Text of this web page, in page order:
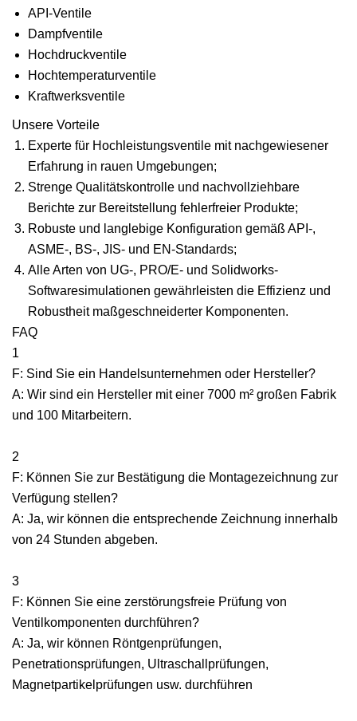
API-Ventile
Dampfventile
Hochdruckventile
Hochtemperaturventile
Kraftwerksventile
Unsere Vorteile
Experte für Hochleistungsventile mit nachgewiesener
Erfahrung in rauen Umgebungen;
Strenge Qualitätskontrolle und nachvollziehbare
Berichte zur Bereitstellung fehlerfreier Produkte;
Robuste und langlebige Konfiguration gemäß API-,
ASME-, BS-, JIS- und EN-Standards;
Alle Arten von UG-, PRO/E- und Solidworks-
Softwaresimulationen gewährleisten die Effizienz und
Robustheit maßgeschneiderter Komponenten.
FAQ
1
F: Sind Sie ein Handelsunternehmen oder Hersteller?
A: Wir sind ein Hersteller mit einer 7000 m² großen Fabrik
und 100 Mitarbeitern.
2
F: Können Sie zur Bestätigung die Montagezeichnung zur
Verfügung stellen?
A: Ja, wir können die entsprechende Zeichnung innerhalb
von 24 Stunden abgeben.
3
F: Können Sie eine zerstörungsfreie Prüfung von
Ventilkomponenten durchführen?
A: Ja, wir können Röntgenprüfungen,
Penetrationsprüfungen, Ultraschallprüfungen,
Magnetpartikelprüfungen usw. durchführen